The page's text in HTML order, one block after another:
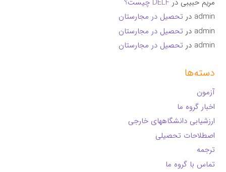
admin در تحصیل در مجارستان
admin در تحصیل در مجارستان
admin در تحصیل در مجارستان
دسته‌ها
آزمون
اخبار گروه ما
ارزشیابی دانشگاههای خارجی
اصطلاحات تحصیلی
ترجمه
تماس با گروه ما